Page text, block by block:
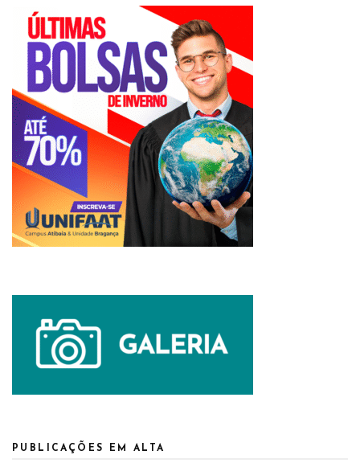
PUBLICAÇÕES EM ALTA